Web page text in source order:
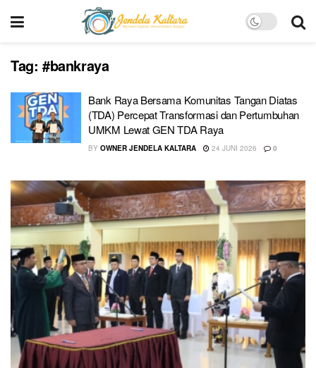
Tag: #bankraya
Bank Raya Bersama Komunitas Tangan Diatas
(TDA) Percepat Transformasi dan Pertumbuhan
UMKM Lewat GEN TDA Raya
BY OWNER JENDELA KALTARA 24 JUNI 2026 0